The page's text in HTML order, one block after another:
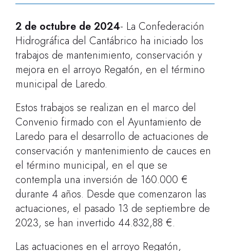
2 de octubre de 2024- La Confederación
Hidrográfica del Cantábrico ha iniciado los
trabajos de mantenimiento, conservación y
mejora en el arroyo Regatón, en el término
municipal de Laredo.
Estos trabajos se realizan en el marco del
Convenio firmado con el Ayuntamiento de
Laredo para el desarrollo de actuaciones de
conservación y mantenimiento de cauces en
el término municipal, en el que se
contempla una inversión de 160.000 €
durante 4 años. Desde que comenzaron las
actuaciones, el pasado 13 de septiembre de
2023, se han invertido 44.832,88 €.
Las actuaciones en el arroyo Regatón,